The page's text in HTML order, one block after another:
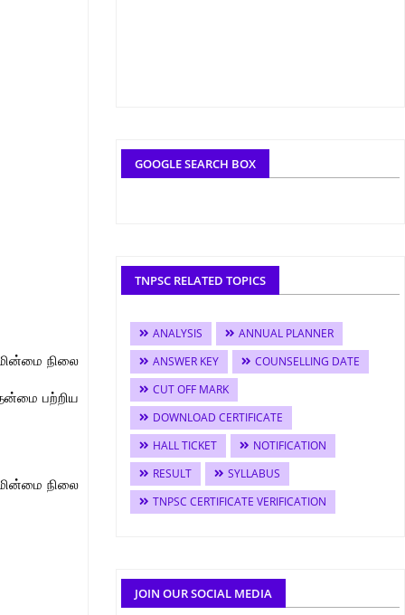
நிலை
பற்றிய
நிலை
GOOGLE SEARCH BOX
TNPSC RELATED TOPICS
ANALYSIS
ANNUAL PLANNER
ANSWER KEY
COUNSELLING DATE
CUT OFF MARK
DOWNLOAD CERTIFICATE
HALL TICKET
NOTIFICATION
RESULT
SYLLABUS
TNPSC CERTIFICATE VERIFICATION
JOIN OUR SOCIAL MEDIA